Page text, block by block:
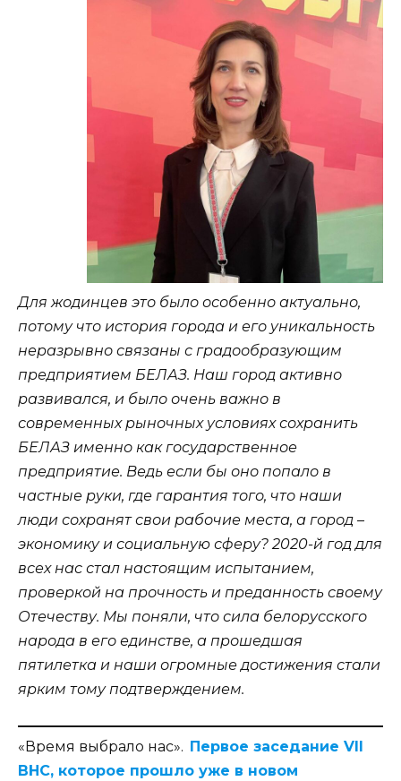
Для жодинцев это было особенно актуально,
потому что история города и его уникальность
неразрывно связаны с градообразующим
предприятием БЕЛАЗ. Наш город активно
развивался, и было очень важно в
современных рыночных условиях сохранить
БЕЛАЗ именно как государственное
предприятие. Ведь если бы оно попало в
частные руки, где гарантия того, что наши
люди сохранят свои рабочие места, а город –
экономику и социальную сферу? 2020-й год для
всех нас стал настоящим испытанием,
проверкой на прочность и преданность своему
Отечеству. Мы поняли, что сила белорусского
народа в его единстве, а прошедшая
пятилетка и наши огромные достижения стали
ярким тому подтверждением.
«Время выбрало нас». Первое заседание VII
ВНС, которое прошло уже в новом